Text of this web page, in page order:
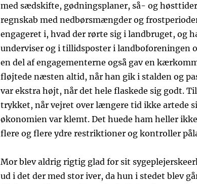
med sædskifte, gødningsplaner, så- og
regnskab med nedbørsmængder og
engageret i, hvad der rørte sig i landbruget, og
underviser og i tillidsposter i landboforeningen
en del af engagementerne også gav en
fløjtede næsten altid, når han gik i stalden og
var ekstra højt, når det hele flaskede sig godt.
trykket, når vejret over længere tid ikke artede
økonomien var klemt. Det huede ham heller
flere og flere ydre restriktioner og kontroller
Mor blev aldrig rigtig glad for sit
ud i det der med stor iver, da hun i stedet blev